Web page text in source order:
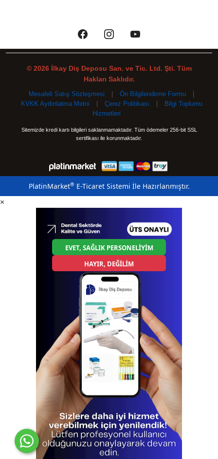
© 2026 İlkay Diş Deposu San. ve Tic. Ltd. Şti. Tüm
Hakları Saklıdır.
Mesafeli Satış Sözleşmesi Ön Bilgilendirme Formu
KVKK Aydınlatma Metni
Çerez Politikası
Bilgi Toplumu
Hizmetleri
Sitemizde kredi kartı bilgileri saklanmamaktadır. Tüm ödemeler 256-bit SSL
sertifikası ile korunmaktadır.
PlatinMarket®E-Ticaret Sistemi İle Hazırlanmıştır.
×
EVET, SAĞLIK PERSONELİYİM
HAYIR, DEĞİLİM